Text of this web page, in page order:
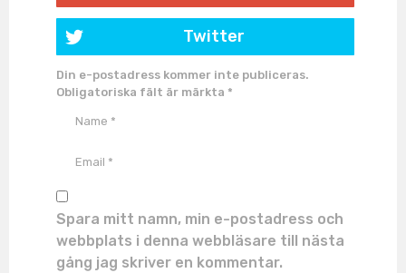
Twitter
Din e-postadress kommer inte publiceras.
Obligatoriska fält är märkta *
Spara mitt namn, min e-postadress och
webbplats i denna webbläsare till nästa
gång jag skriver en kommentar.